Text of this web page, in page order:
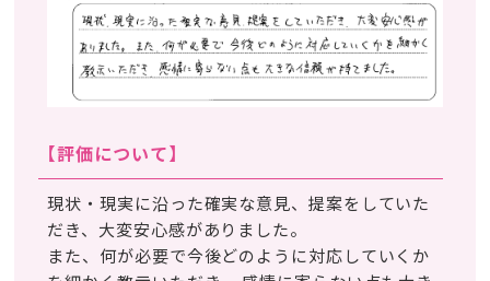
【評価について】
現状・現実に沿った確実な意見、提案をしていた
だき、大変安心感がありました。
また、何が必要で今後どのように対応していくか